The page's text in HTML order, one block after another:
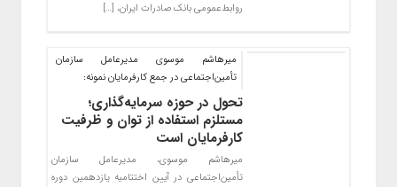
روابط‌عمومی بانک صادرات ایران، […]
میرهاشم موسوی مدیرعامل سازمان
تأمین‌اجتماعی در جمع کارفرمایان نمونه:
تحول در حوزه سرمایه‌گذاری؛
مستلزم استفاده از توان و ظرفیت
کارفرمایان است
میرهاشم موسوی، مدیرعامل سازمان
تأمین‌اجتماعی در آیین اختتامیه یازدهمین دوره